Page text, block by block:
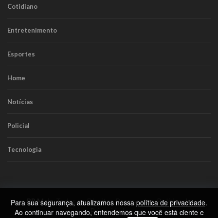
Cotidiano
Entretenimento
Esportes
Home
Notícias
Policial
Tecnologia
RR Mais. Todos os Direitos Reservados.Política de
Privacidade
Para sua segurança, atualizamos nossa política de privacidade.
Ao continuar navegando, entendemos que você está ciente e